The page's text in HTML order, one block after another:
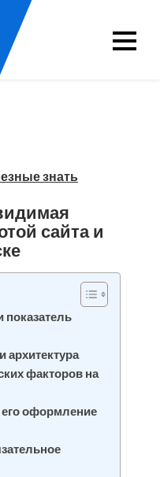
знать
сайта и
показатель
архитектура
факторов на
его оформление